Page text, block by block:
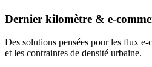
Dernier kilomètre & e-
Des solutions pensées pour les flux
et les contraintes de densité urbaine.